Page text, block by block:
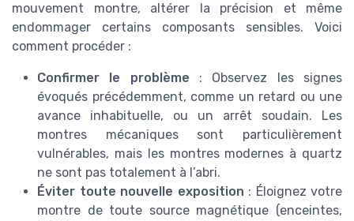
mouvement montre, altérer la précision et même
endommager certains composants sensibles. Voici
comment procéder :
Confirmer le problème : Observez les signes
évoqués précédemment, comme un retard ou une
avance inhabituelle, ou un arrêt soudain. Les
montres mécaniques sont particulièrement
vulnérables, mais les montres modernes à quartz
ne sont pas totalement à l’abri.
Éviter toute nouvelle exposition : Éloignez votre
montre de toute source magnétique (enceintes,